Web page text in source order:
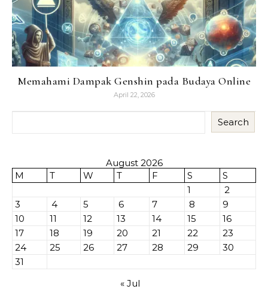
Memahami Dampak Genshin pada Budaya Online
April 22, 2026
Search
August 2026
M
T W T F S
S
1
2
3
4 5 6 7 8
9
10
11 12 13 14 15
16
17
18 19 20 21 22
23
24
25 26 27 28 29
30
31
« Jul